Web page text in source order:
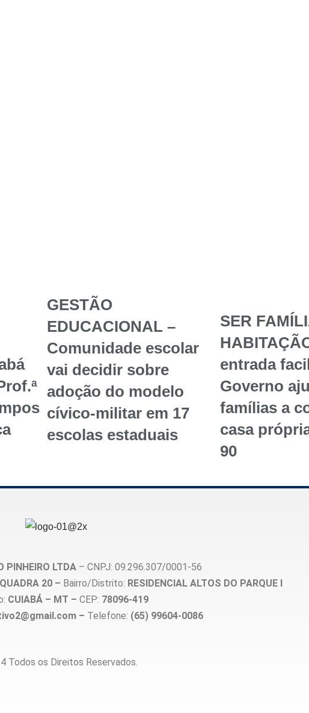
GESTÃO
EDUCACIONAL –
Comunidade escolar
vai decidir sobre
adoção do modelo
cívico-militar em 17
escolas estaduais
SER
entrada
Governo
famílias a
casa
90
PINHEIRO LTDA– CNPJ: 09.296.307/0001-56
20 – Bairro/Distrito: RESIDENCIAL ALTOS DO PARQUE I
CUIABÁ – MT – CEP: 78096-419
– Telefone: (65) 99604-0086
Todos os Direitos Reservados.